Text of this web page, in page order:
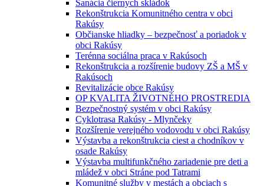
Sanácia čiernych skládok
Rekonštrukcia Komunitného centra v obci
Rakúsy
Občianske hliadky – bezpečnosť a poriadok v
obci Rakúsy
Terénna sociálna praca v Rakúsoch
Rekonštrukcia a rozšírenie budovy ZŠ a MŠ v
Rakúsoch
Revitalizácie obce Rakúsy
OP KVALITA ŽIVOTNÉHO PROSTREDIA
Bezpečnostný systém v obci Rakúsy
Cyklotrasa Rakúsy - Mlynčeky
Rozšírenie verejného vodovodu v obci Rakúsy
Výstavba a rekonštrukcia ciest a chodníkov v
osade Rakúsy
Výstavba multifunkčného zariadenie pre deti a
mládež v obci Stráne pod Tatrami
Komunitné služby v mestách a obciach s